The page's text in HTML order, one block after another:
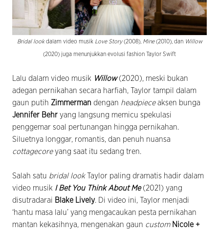
Bridal lookdalam video musik Love Story(2008), Mine(2010), dan Willow
(2020) juga menunjukkan evolusi fashion Taylor Swift
Lalu dalam video musik Willow(2020), meski bukan
adegan pernikahan secara harfiah, Taylor tampil dalam
gaun putih Zimmerman dengan headpieceaksen bunga
Jennifer Behr yang langsung memicu spekulasi
penggemar soal pertunangan hingga pernikahan.
Siluetnya longgar, romantis, dan penuh nuansa
cottagecoreyang saat itu sedang tren.
Salah satu bridal lookTaylor paling dramatis hadir dalam
video musik I Bet You Think About Me(2021) yang
disutradarai Blake Lively. Di video ini, Taylor menjadi
‘hantu masa lalu’ yang mengacaukan pesta pernikahan
mantan kekasihnya, mengenakan gaun custom Nicole +